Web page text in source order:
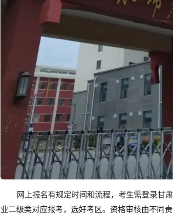
网上报名有规定时间和流程，考生需登录甘
业二级类对应报考，选好考区。资格审核由不同